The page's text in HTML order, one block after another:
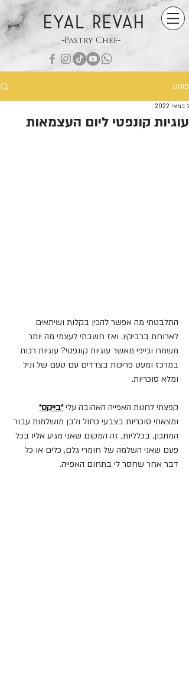
EYAL REVAH
-Pastry Chef-
פוסט
עוגיות קונפטי ליום העצמאות
1 במאי 2022
התלבטתי מה אפשר להכין בקלות ושיתאים
לארוחת ברביקיו. ואז חשבתי לעצמי מה יותר
משמח וכייפי מאשר עוגיות קונפטי? עוגיות רכות
במרכז ומעט פריכות בצדדים עם טעם של וניל
ומלא סוכריות.
קפצתי לחנות האפייה האהובה עלי ״בייקס״
ומצאתי סוכריות בצבעי כחול ולבן מושלמות עבור
המתכון. בכלליות, זה המקום שאני מגיע אליו בכל
פעם שאני השלמה של חומרי גלם, כלים או כל
דבר אחר שחסר לי בתחום האפייה.